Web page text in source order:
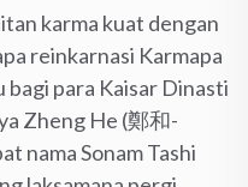
karma kuat dengan
reinkarnasi Karmapa
bagi para Kaisar Dinasti
Zheng He (鄭和-
nama Sonam Tashi